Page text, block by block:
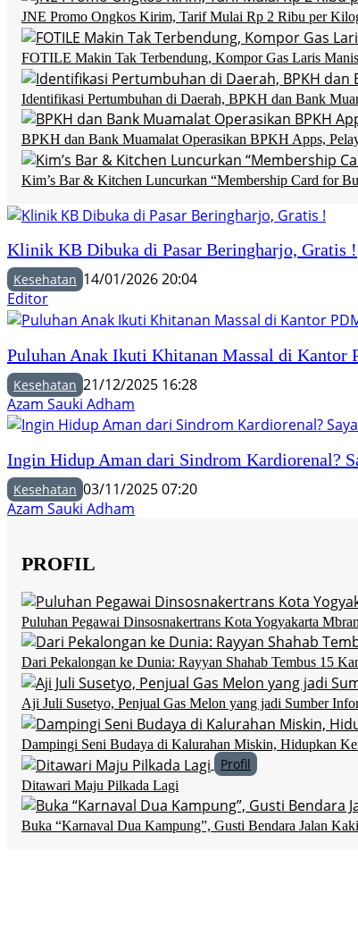
JNE Promo Ongkos Kirim, Tarif Mulai Rp 2 Ribu per
FOTILE Makin Tak Terbendung, Kompor Gas Laris
Identifikasi Pertumbuhan di Daerah, BPKH dan Bank
BPKH dan Bank Muamalat Operasikan BPKH Apps,
Kim’s Bar & Kitchen Luncurkan “Membership Card for
Klinik KB Dibuka di Pasar Beringharjo, Gratis !
Kesehatan 14/01/2026 20:04
Editor
Puluhan Anak Ikuti Khitanan Massal di Kantor
Kesehatan 21/12/2025 16:28
Azam Sauki Adham
Ingin Hidup Aman dari Sindrom Kardiorenal?
Kesehatan 03/11/2025 07:20
Azam Sauki Adham
PROFIL
Puluhan Pegawai Dinsosnakertrans Kota Yogyakarta
Dari Pekalongan ke Dunia: Rayyan Shahab Tembus 15
Aji Juli Susetyo, Penjual Gas Melon yang jadi Sumber
Dampingi Seni Budaya di Kalurahan Miskin, Hidupkan
Profil
Ditawari Maju Pilkada Lagi
Buka “Karnaval Dua Kampung”, Gusti Bendara Jalan